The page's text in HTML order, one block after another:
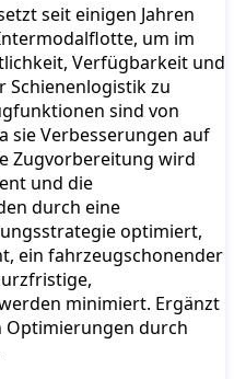
seit einigen Jahren
um im
Verfügbarkeit und
Schienenlogistik zu
sind von
sie Verbesserungen auf
Zugvorbereitung wird
und die
durch eine
optimiert,
ein fahrzeugschonender
minimiert. Ergänzt
Optimierungen durch